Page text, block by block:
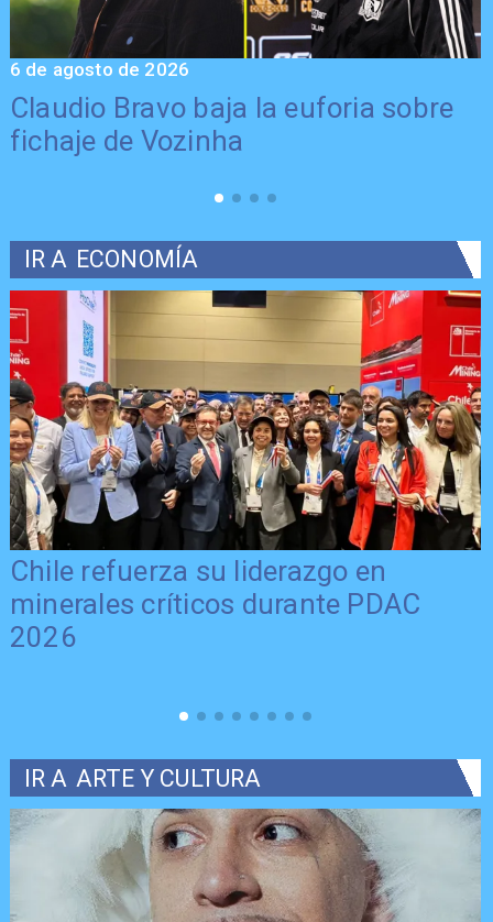
Claudio Bravo baja la euforia sobre
fichaje de Vozinha
6 de agosto de 2026
IR A ECONOMÍA
Chile refuerza su liderazgo en
minerales críticos durante PDAC
2026
IR A ARTE Y CULTURA